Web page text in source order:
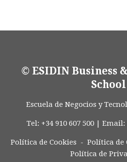
© ESIDIN Business
School
Escuela de Negocios y
Tel: +34 910 607 500 | Email:
Política de Cookies - Política de
Política de